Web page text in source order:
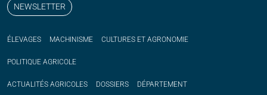
NEWSLETTER
ÉLEVAGES MACHINISME CULTURES ET AGRONOMIE
POLITIQUE AGRICOLE
ACTUALITÉS AGRICOLES DOSSIERS DÉPARTEMENT